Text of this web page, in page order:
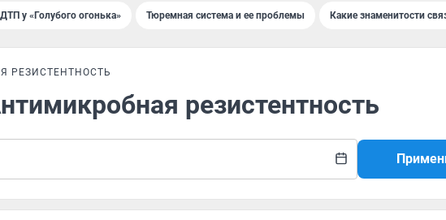
у «Голубого огонька» Тюремная система и ее проблемы Какие знаменитости
РЕЗИСТЕНТНОСТЬ
резистентность